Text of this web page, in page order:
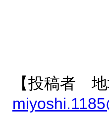
【投稿者